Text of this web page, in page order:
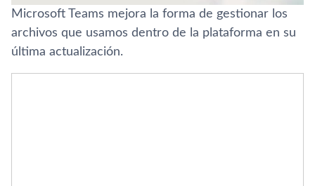
Microsoft Teams mejora la forma de gestionar los
archivos que usamos dentro de la plataforma en su
última actualización.